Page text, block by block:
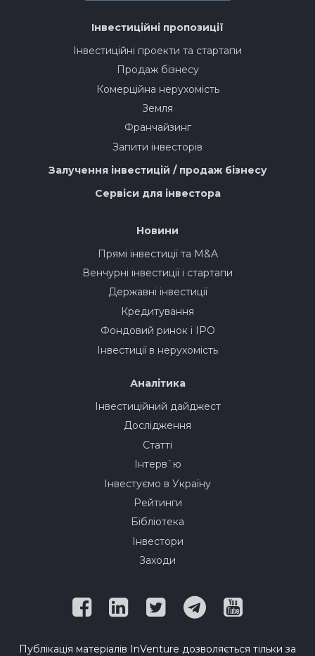
Інвестиційні пропозиції
Інвестиційні проекти та стартапи
Продаж бізнесу
Комерційна нерухомість
Земля
Франчайзинг
Запити інвесторів
Залучення інвестицій / продаж бізнесу
Сервіси для інвестора
Новини
Прямі інвестиції та M&A
Венчурні інвестиції і стартапи
Державні інвестиції
Кредитування
Фондовий ринок і IPO
Інвестиції в нерухомість
Аналітика
Інвестиційний дайджест
Дослідження
Статті
Інтерв`ю
Інвестуємо в Україну
Рейтинги
Бібліотека
Інвестори
Заходи
Публікація матеріалів InVenture дозволяється тільки за